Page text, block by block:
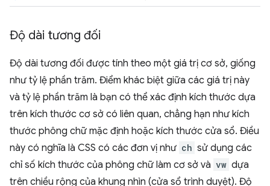
Độ dài tương đối
Độ dài tương đối được tính theo một giá trị cơ sở, giống
như tỷ lệ phần trăm. Điểm khác biệt giữa các giá trị này
và tỷ lệ phần trăm là bạn có thể xác định kích thước dựa
trên kích thước cơ sở có liên quan, chẳng hạn như kích
thước phông chữ mặc định hoặc kích thước cửa sổ. Điều
này có nghĩa là CSS có các đơn vị như ch sử dụng các
chỉ số kích thước của phông chữ làm cơ sở và vw dựa
trên chiều rộng của khung nhìn (cửa sổ trình duyệt). Độ